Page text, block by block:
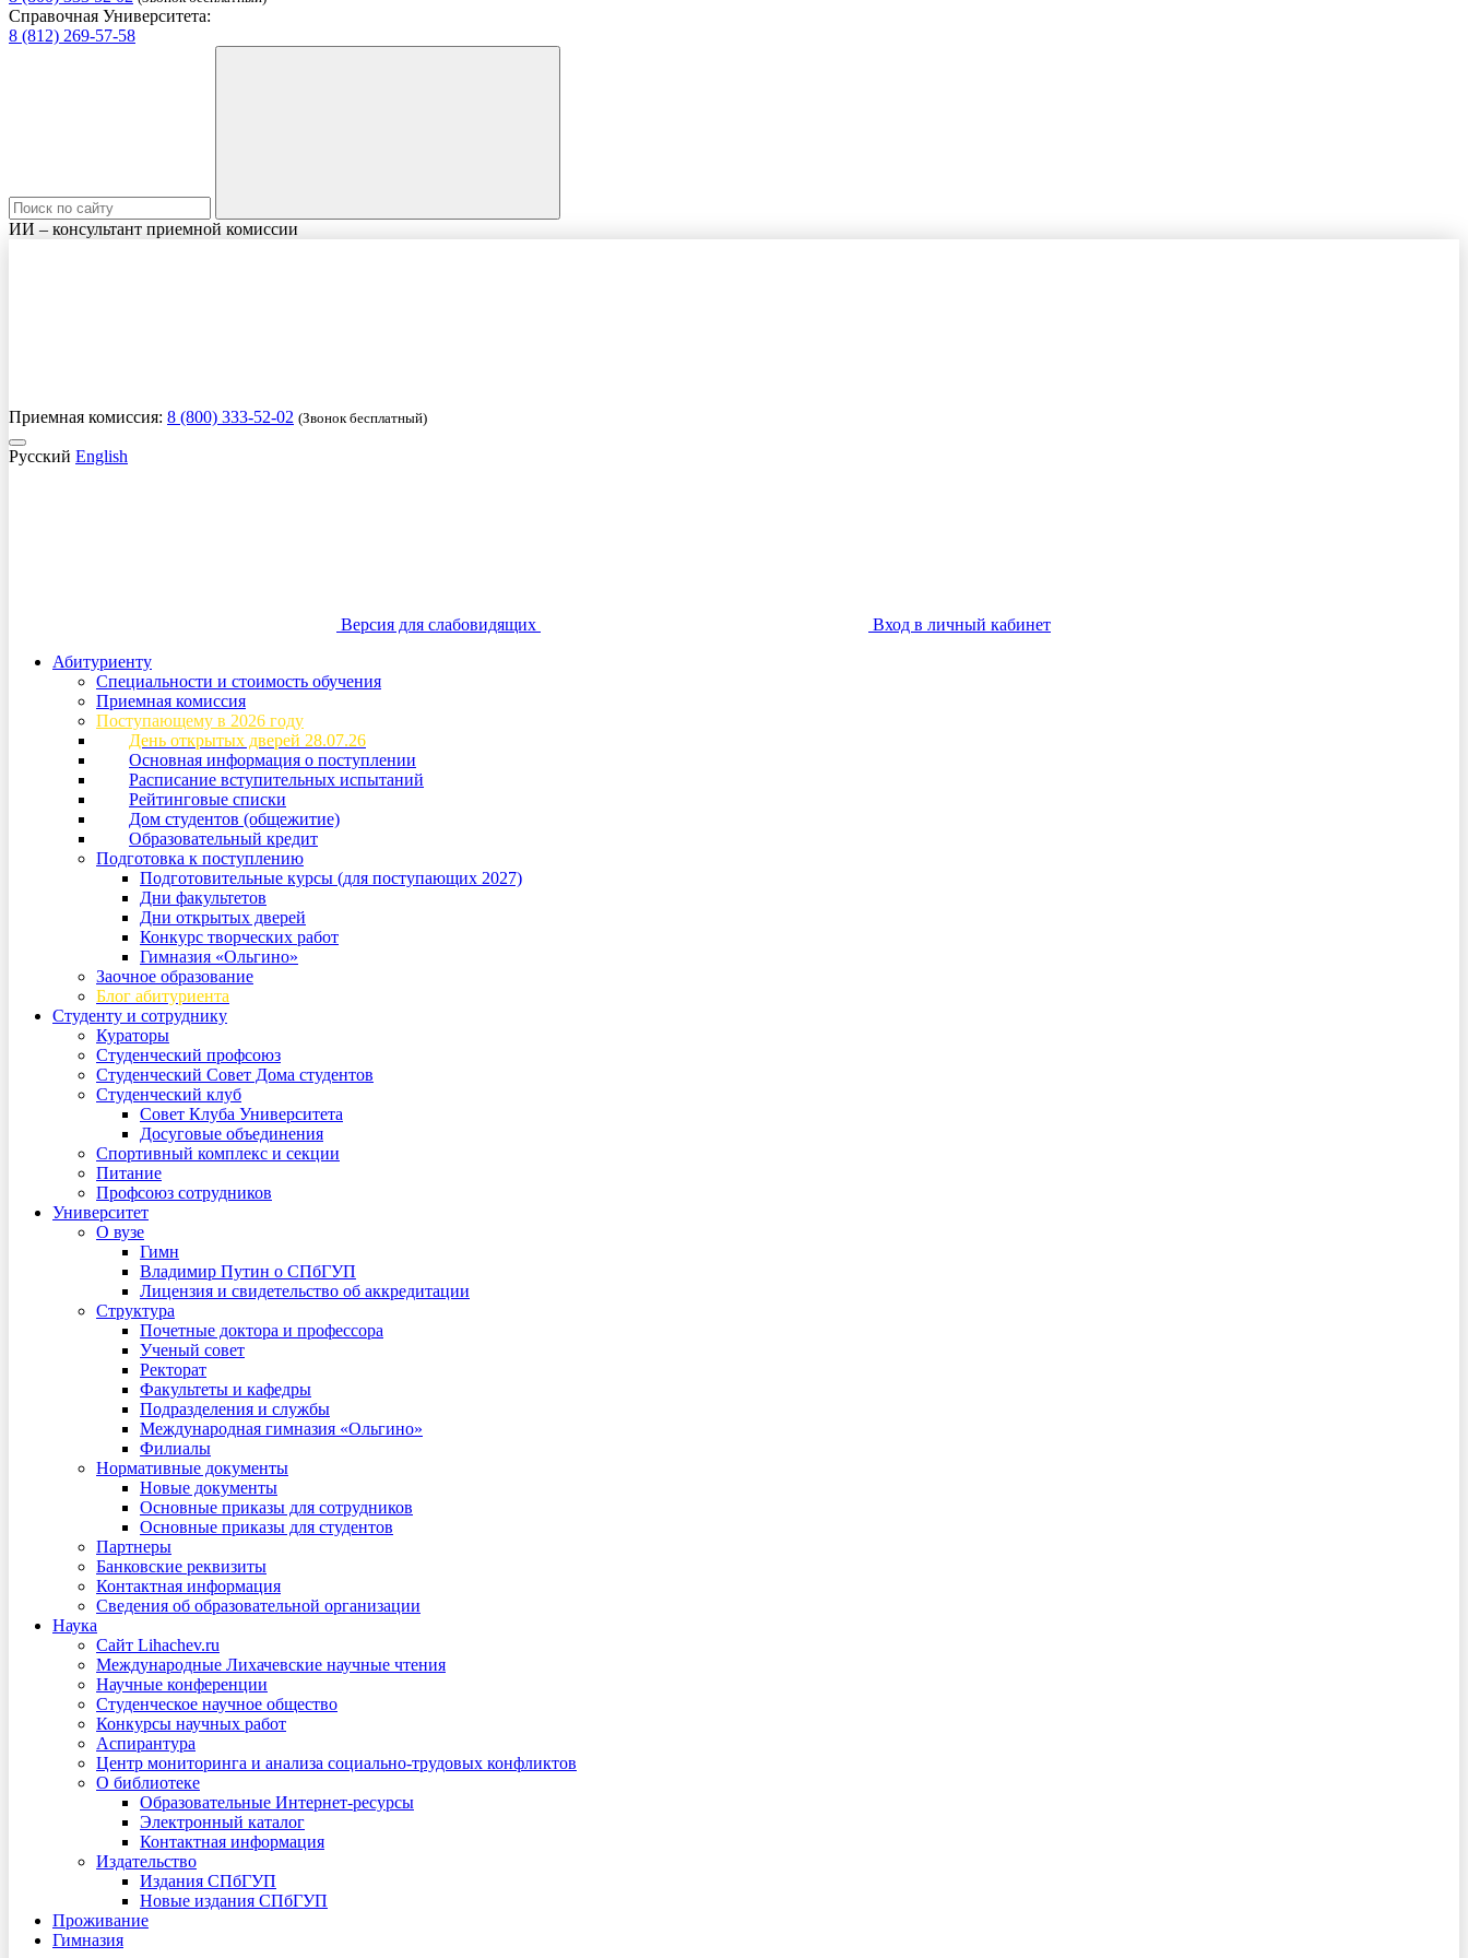
Справочная Университета:
8 (812) 269-57-58
ИИ – консультант приемной комиссии
Приемная комиссия: 8 (800) 333-52-02 (Звонок бесплатный)
Русский English
Версия для слабовидящих
Вход в личный кабинет
Абитуриенту
Специальности и стоимость обучения
Приемная комиссия
Поступающему в 2026 году
День открытых дверей 28.07.26
Основная информация о поступлении
Расписание вступительных испытаний
Рейтинговые списки
Дом студентов (общежитие)
Образовательный кредит
Подготовка к поступлению
Подготовительные курсы (для поступающих 2027)
Дни факультетов
Дни открытых дверей
Конкурс творческих работ
Гимназия «Ольгино»
Заочное образование
Блог абитуриента
Студенту и сотруднику
Кураторы
Студенческий профсоюз
Студенческий Совет Дома студентов
Студенческий клуб
Совет Клуба Университета
Досуговые объединения
Спортивный комплекс и секции
Питание
Профсоюз сотрудников
Университет
О вузе
Гимн
Владимир Путин о СПбГУП
Лицензия и свидетельство об аккредитации
Структура
Почетные доктора и профессора
Ученый совет
Ректорат
Факультеты и кафедры
Подразделения и службы
Международная гимназия «Ольгино»
Филиалы
Нормативные документы
Новые документы
Основные приказы для сотрудников
Основные приказы для студентов
Партнеры
Банковские реквизиты
Контактная информация
Сведения об образовательной организации
Наука
Сайт Lihachev.ru
Международные Лихачевские научные чтения
Научные конференции
Студенческое научное общество
Конкурсы научных работ
Аспирантура
Центр мониторинга и анализа социально-трудовых конфликтов
О библиотеке
Образовательные Интернет-ресурсы
Электронный каталог
Контактная информация
Издательство
Издания СПбГУП
Новые издания СПбГУП
Проживание
Гимназия